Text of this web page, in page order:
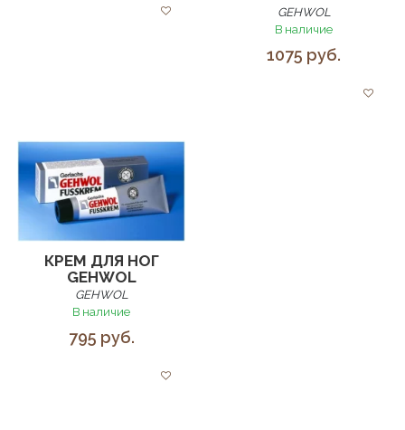
GEHWOL
В наличие
1075 руб.
КРЕМ ДЛЯ НОГ
GEHWOL
GEHWOL
В наличие
795 руб.